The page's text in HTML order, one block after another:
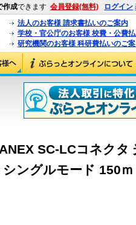
作成できます 会員登録(無料) ログイン
法人のお客様 請求書払いのご案内
学校・官公庁のお客様 校費・公費
研究機関のお客様 科研費払いのご
SC-LCコネクタ
シングルモード 150